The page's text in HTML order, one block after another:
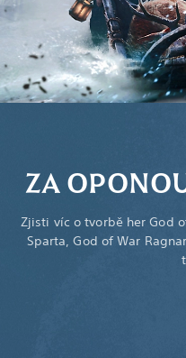
ZA
Zjisti víc o tvorbě her God
Sparta, God of War